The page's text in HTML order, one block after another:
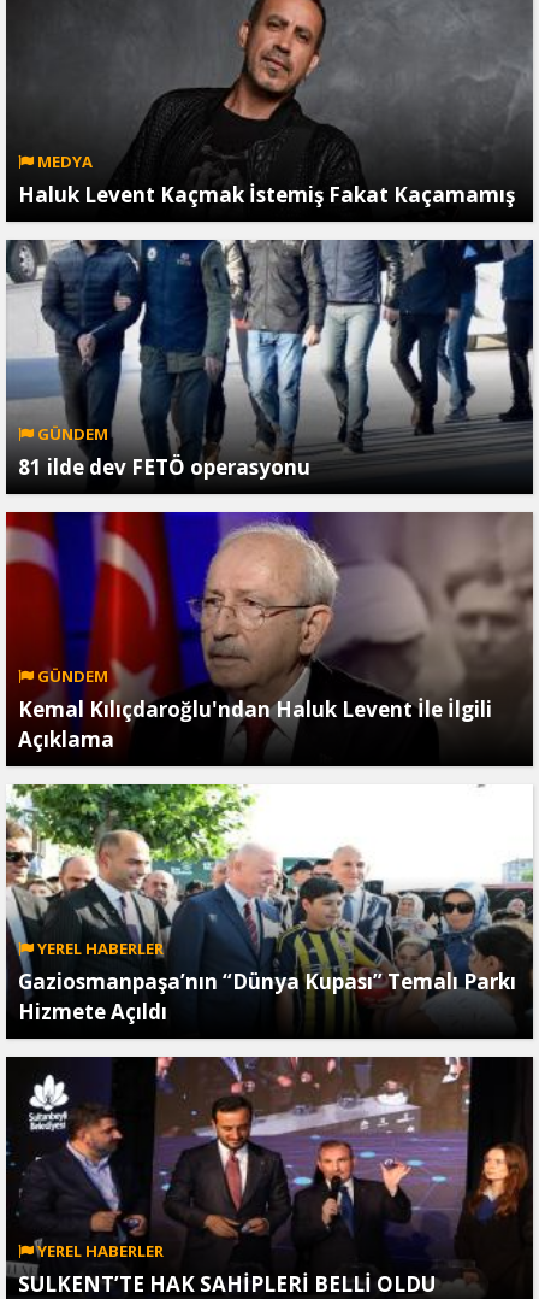
MEDYA
Haluk Levent Kaçmak İstemiş Fakat Kaçamamış
GÜNDEM
81 ilde dev FETÖ operasyonu
GÜNDEM
Kemal Kılıçdaroğlu'ndan Haluk Levent İle İlgili
Açıklama
YEREL HABERLER
Gaziosmanpaşa’nın “Dünya Kupası” Temalı Parkı
Hizmete Açıldı
YEREL HABERLER
SULKENT’TE HAK SAHİPLERİ BELLİ OLDU